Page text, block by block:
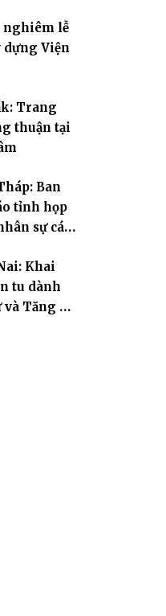
nghiêm lễ
Viện
Trang
thuận tại
Ban
tỉnh họp
sự các
Khai
tu dành
Tăng Ni